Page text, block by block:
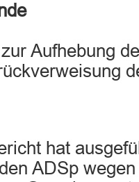
Aufhebung
hat
ADSp